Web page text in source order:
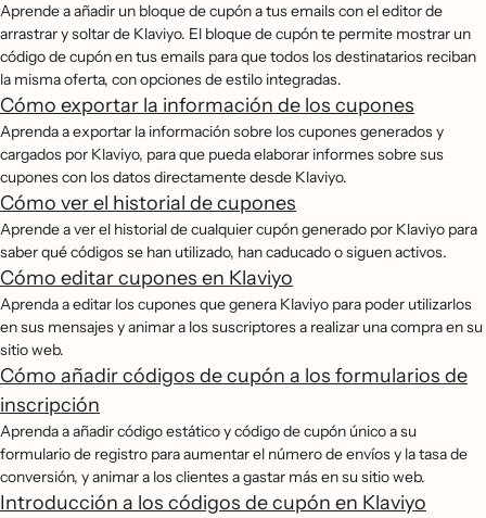
Aprende a añadir un bloque de cupón a tus emails con el editor de
arrastrar y soltar de Klaviyo. El bloque de cupón te permite mostrar un
código de cupón en tus emails para que todos los destinatarios reciban
la misma oferta, con opciones de estilo integradas.
Cómo exportar la información de los cupones
Aprenda a exportar la información sobre los cupones generados y
cargados por Klaviyo, para que pueda elaborar informes sobre sus
cupones con los datos directamente desde Klaviyo.
Cómo ver el historial de cupones
Aprende a ver el historial de cualquier cupón generado por Klaviyo para
saber qué códigos se han utilizado, han caducado o siguen activos.
Cómo editar cupones en Klaviyo
Aprenda a editar los cupones que genera Klaviyo para poder utilizarlos
en sus mensajes y animar a los suscriptores a realizar una compra en su
sitio web.
Cómo añadir códigos de cupón a los formularios de
inscripción
Aprenda a añadir código estático y código de cupón único a su
formulario de registro para aumentar el número de envíos y la tasa de
conversión, y animar a los clientes a gastar más en su sitio web.
Introducción a los códigos de cupón en Klaviyo